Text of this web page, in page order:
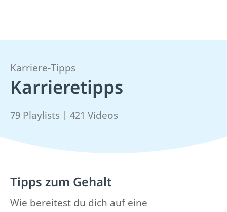
Karriere-Tipps
Karrieretipps
79 Playlists | 421 Videos
Tipps zum Gehalt
Wie bereitest du dich auf eine